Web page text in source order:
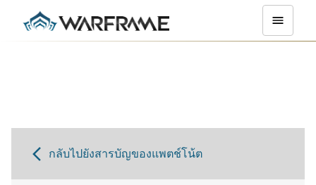
กลับไปยังสารบัญของแพตช์โน้ต